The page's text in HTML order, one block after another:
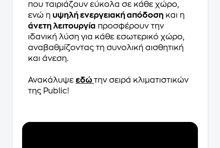
που ταιριάζουν εύκολα σε κάθε χώρο,
ενώ η υψηλή ενεργειακή απόδοση και η
άνετη λειτουργία προσφέρουν την
ιδανική λύση για κάθε εσωτερικό χώρο,
αναβαθμίζοντας τη συνολική αισθητική
και άνεση.
Ανακάλυψε εδώτην σειρά κλιματιστικών
της Public!